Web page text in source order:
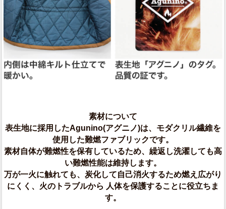
素材について
表生地に採用したAgunino(アグニノ)は、モダクリル繊維を
使用した難燃ファブリックです。
素材自体が難燃性を保有しているため、繰返し洗濯しても高
い難燃性能は維持します。
万が一火に触れても、炭化して自己消火するため燃え広がり
にくく、火のトラブルから 人体を保護することに役立ちま
す。